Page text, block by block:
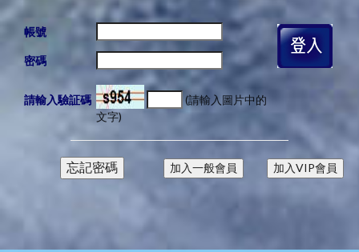
帳號
密碼
請輸入驗証碼
(請輸入圖片中的
文字)